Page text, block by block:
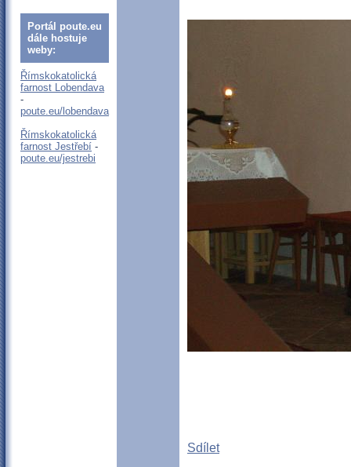
Portál poute.eu
dále hostuje
weby:
Římskokatolická
farnost Lobendava
-
poute.eu/lobendava
Římskokatolická
farnost Jestřebí -
poute.eu/jestrebi
Sdílet